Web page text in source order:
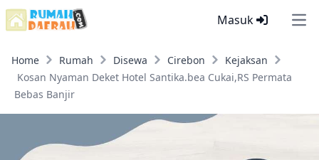
Masuk
Home Rumah Disewa Cirebon
Kejaksan
Kosan Nyaman Deket Hotel Santika.bea Cukai,RS Permata
Bebas Banjir